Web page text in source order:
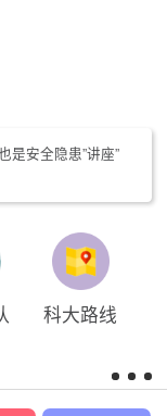
是安全隐患”讲座”
科大路线